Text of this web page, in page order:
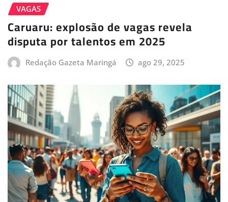
VAGAS
Caruaru: explosão de vagas revela
disputa por talentos em 2025
Redação Gazeta Maringá ago 29, 2025